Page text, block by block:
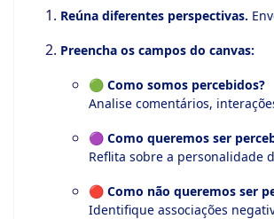
Reúna diferentes perspectivas.
Preencha os campos do canvas:
🟢 Como somos percebidos?
Analise comentários,
🟣 Como queremos ser
Reflita sobre a personalidade
🔴 Como não queremos ser
Identifique associações